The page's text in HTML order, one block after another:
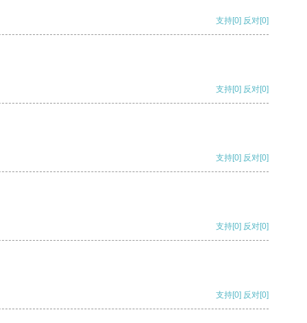
支持[0] 反对[0]
支持[0] 反对[0]
支持[0] 反对[0]
支持[0] 反对[0]
支持[0] 反对[0]